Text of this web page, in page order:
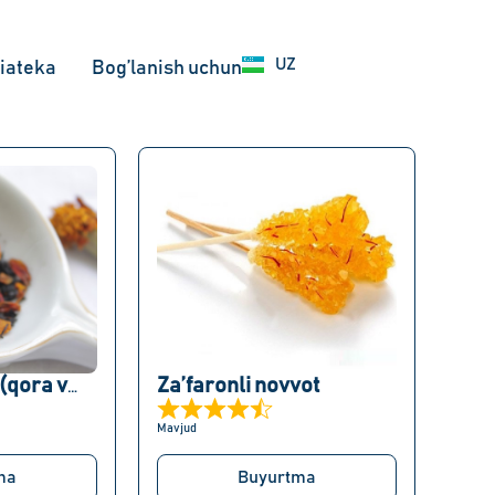
Bog’lanish uchun UZ
RU
Za’faron choyi (qora va ko’k) Za’faronli novvot
Mavjud
Buyurtma